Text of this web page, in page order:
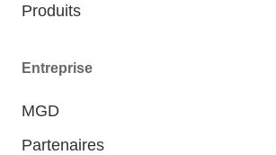
Produits
Entreprise
MGD
Partenaires